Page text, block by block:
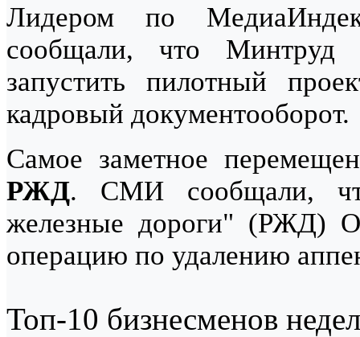
Лидером по
сообщали, что
Минтруд
запустить пилотный
кадровый документооборот.
Самое заметное
РЖД. СМИ сообщали,
железные дороги" (РЖД)
операцию по удалению
Топ-10 бизнесменов